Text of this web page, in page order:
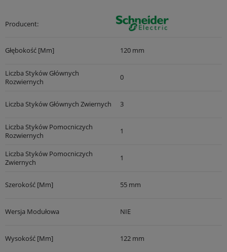
Producent:
Głębokość [mm] 120 mm
Liczba Styków Głównych
Rozwiernych
0
Liczba Styków Głównych Zwiernych 3
Liczba Styków Pomocniczych
Rozwiernych
1
Liczba Styków Pomocniczych
Zwiernych
1
Szerokość [mm] 55 mm
Wersja Modułowa NIE
Wysokość [mm] 122 mm